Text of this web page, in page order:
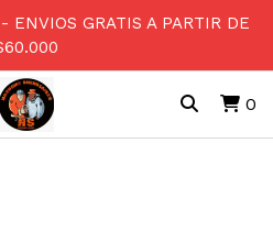
ENVIOS GRATIS A PARTIR DE
0